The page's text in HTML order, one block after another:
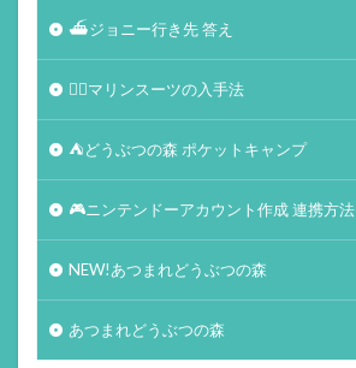
⛴ジョニー行き先 答え
🏄‍♀️マリンスーツの入手法
⛺どうぶつの森 ポケットキャンプ
🎮ニンテンドーアカウント作成 連携方法
NEW!あつまれどうぶつの森
あつまれどうぶつの森